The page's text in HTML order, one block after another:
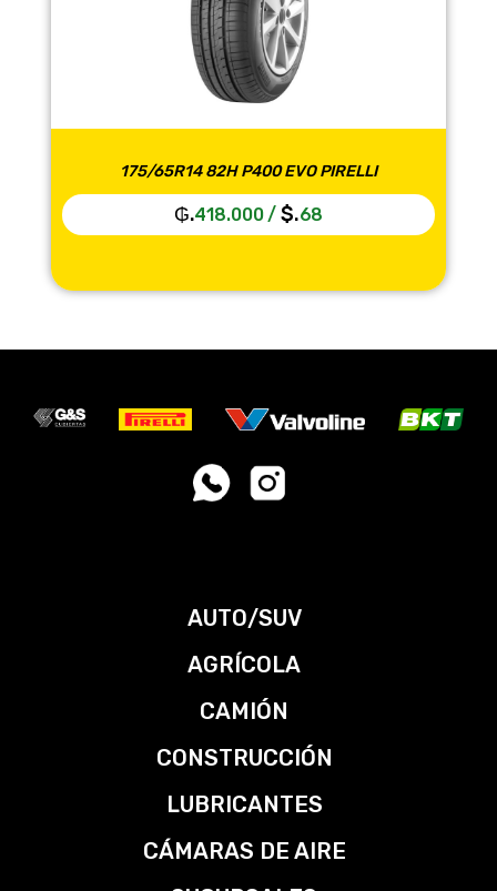
175/65R14 82H P400 EVO PIRELLI
₲.418.000/ $.68
AUTO/SUV
AGRÍCOLA
CAMIÓN
CONSTRUCCIÓN
LUBRICANTES
CÁMARAS DE AIRE